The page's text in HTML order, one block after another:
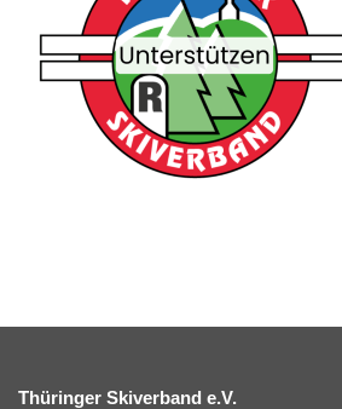
Thüringer Skiverband e.V.